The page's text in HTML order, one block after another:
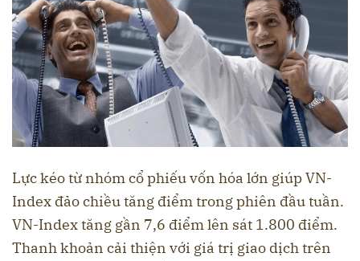
Lực kéo từ nhóm cổ phiếu vốn hóa lớn giúp VN-
Index đảo chiều tăng điểm trong phiên đầu tuần.
VN-Index tăng gần 7,6 điểm lên sát 1.800 điểm.
Thanh khoản cải thiện với giá trị giao dịch trên